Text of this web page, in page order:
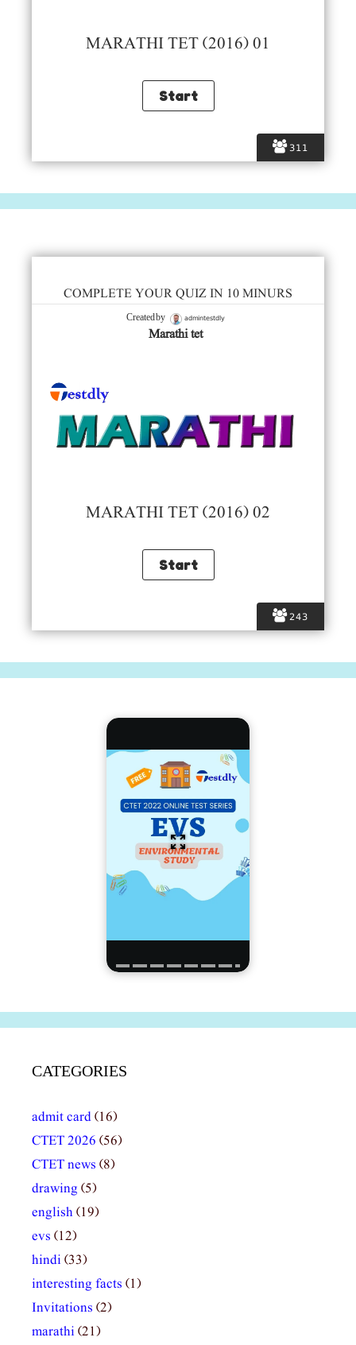
311
MARATHI TET (2016) 01
243
COMPLETE YOUR QUIZ IN 10 MINURS
Created by admintestdly
Marathi tet
MARATHI TET (2016) 02
CATEGORIES
admit card(16)
CTET 2026 (56)
CTET news (8)
drawing (5)
english(19)
evs (12)
hindi(33)
interesting facts (1)
Invitations (2)
marathi(21)